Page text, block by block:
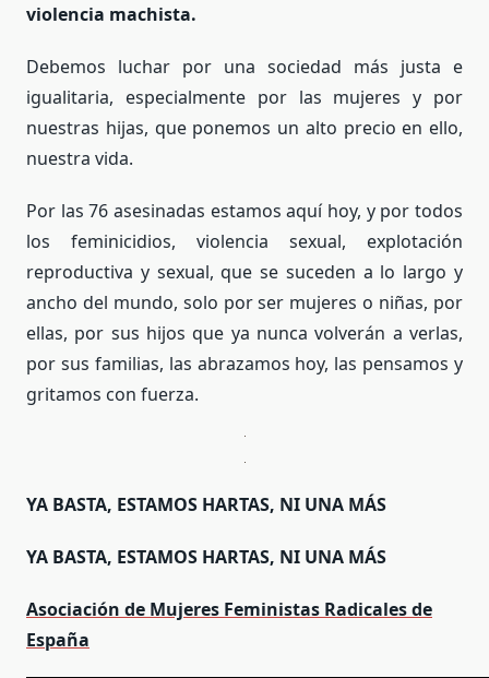
violencia machista.
Debemos luchar por una sociedad más justa e
igualitaria, especialmente por las mujeres y por
nuestras hijas, que ponemos un alto precio en ello,
nuestra vida.
Por las 76 asesinadas estamos aquí hoy, y por todos
los feminicidios, violencia sexual, explotación
reproductiva y sexual, que se suceden a lo largo y
ancho del mundo, solo por ser mujeres o niñas, por
ellas, por sus hijos que ya nunca volverán a verlas,
por sus familias, las abrazamos hoy, las pensamos y
gritamos con fuerza.
YA BASTA, ESTAMOS HARTAS, NI UNA MÁS
YA BASTA, ESTAMOS HARTAS, NI UNA MÁS
Asociación de Mujeres Feministas Radicales de
España